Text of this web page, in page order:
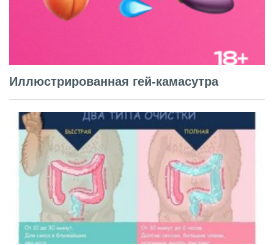
Иллюстрированная гей-камасутра